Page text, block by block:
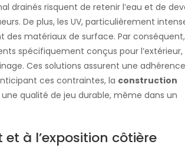
drainés risquent de retenir l’eau et de
De plus, les UV, particulièrement
des matériaux de surface. Par
spécifiquement conçus pour l’extérieur,
Ces solutions assurent une adhérence
ces contraintes, la construction
qualité de jeu durable, même dans un
à l’exposition côtière